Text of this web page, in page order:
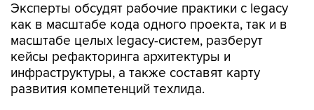
Эксперты обсудят рабочие практики с legacy
как в масштабе кода одного проекта, так и в
масштабе целых legacy-систем, разберут
кейсы рефакторинга архитектуры и
инфраструктуры, а также составят карту
развития компетенций техлида.